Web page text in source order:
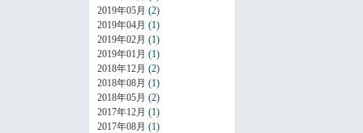
2019年05月 (2)
2019年04月 (1)
2019年02月 (1)
2019年01月 (1)
2018年12月 (2)
2018年08月 (1)
2018年05月 (2)
2017年12月 (1)
2017年08月 (1)